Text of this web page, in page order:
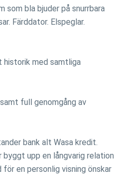
som bla bjuder på snurrbara
Färddator. Elspeglar.
historik med samtliga
full genomgång av
bank alt Wasa kredit.
upp en långvarig relation
en personlig visning önskar